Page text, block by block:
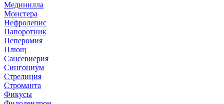
Мединилла
Монстера
Нефролепис
Папоротник
Пеперомия
Плющ
Сансевиерия
Сингониум
Стрелиция
Строманта
Фикусы